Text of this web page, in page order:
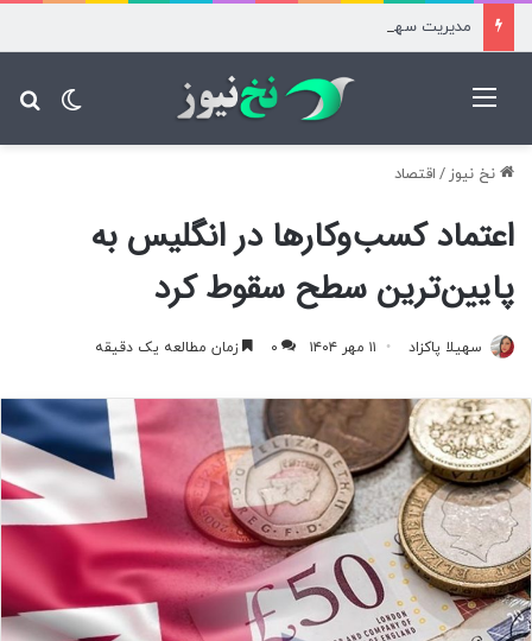
مدیریت سهمیه‌بندی بنزین سخت نیست؛ دولت گزارش دهد
نخ نیوز / اقتصاد
اعتماد کسب‌وکارها در انگلیس به
پایین‌ترین سطح سقوط کرد
سهیلا پاکزاد ۱۱ مهر ۱۴۰۴ ۰ زمان مطالعه یک دقیقه